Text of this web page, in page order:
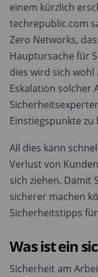
einem kürzlich
techrepublic.com
Zero Networks,
Hauptursache für
dies wird sich
Eskalation solcher
Einstiegspunkte zu
All dies kann
Verlust von
sich ziehen. Damit
sicherer machen
Sicherheitstipps
Was ist ein
Sicherheit am